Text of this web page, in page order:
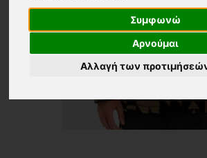
Συμφωνώ
Αρνούμαι
Αλλαγή των